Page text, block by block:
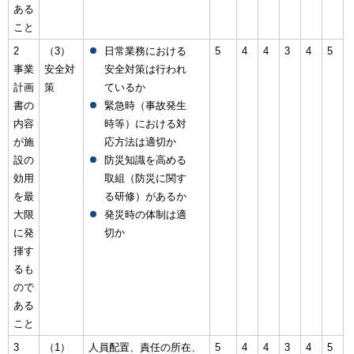
ある
こと
2
事業
計画
書の
内容
が施
設の
効用
を最
大限
に発
揮す
るも
ので
ある
こと
（3）
安全対
策
日常業務における
安全対策は行われ
ているか
緊急時（事故発生
時等）における対
応方法は適切か
防災知識を高める
取組（防災に関す
る研修）があるか
発災時の体制は適
切か
5 4 4 3 4 5
3
（1）
人員配置、責任の所在、
5 4 4 3 4 5